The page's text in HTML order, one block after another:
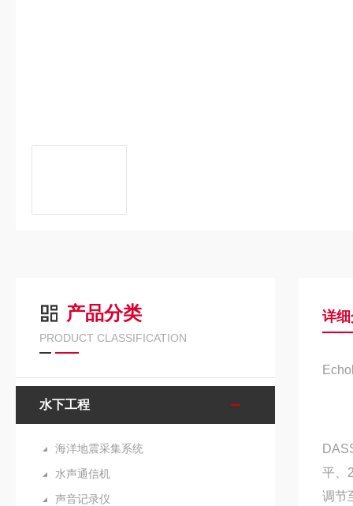
产品分类
PRODUCT CLASSIFICATION
水下工程
海洋地震采集系统
水声通信机
声音记录仪
详
平、
调节